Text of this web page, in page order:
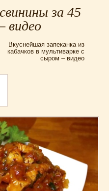
за 45
видео
Вкуснейшая запеканка из
кабачков в мультиварке с
сыром – видео